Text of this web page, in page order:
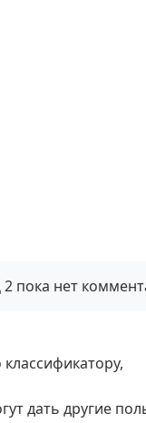
пока нет
дать другие